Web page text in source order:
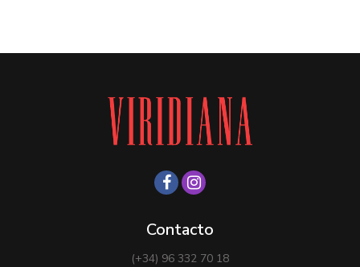
Contacto
(+34) 96 332 70 18